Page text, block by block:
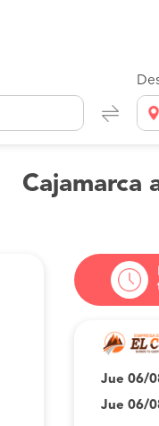
Cajamarca
Jue 06/
Jue 06/